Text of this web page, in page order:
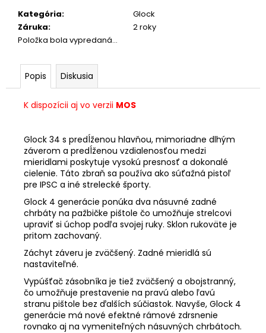
Kategória:
Glock
Záruka:
2 roky
Položka bola vypredaná…
Popis Diskusia
K dispozícii aj vo verzii MOS
Glock 34 s predĺženou hlavňou, mimoriadne dlhým
záverom a predĺženou vzdialenosťou medzi
mieridlami poskytuje vysokú presnosť a dokonalé
cielenie. Táto zbraň sa používa ako súťažná pistoľ
pre IPSC a iné strelecké športy.
Glock 4 generácie ponúka dva násuvné zadné
chrbáty na pažbičke pištole čo umožňuje strelcovi
upraviť si úchop podľa svojej ruky. Sklon rukoväte je
pritom zachovaný.
Záchyt záveru je zväčšený. Zadné mieridlá sú
nastaviteľné.
Vypúšťač zásobníka je tiež zväčšený a obojstranný,
čo umožňuje prestavenie na pravú alebo ľavú
stranu pištole bez ďalších súčiastok. Navyše, Glock 4
generácie má nové efektné rámové zdrsnenie
rovnako aj na vymeniteľných násuvných chrbátoch.
m
e
LED
BATERKA
OLIGHT
EOS
€22,61